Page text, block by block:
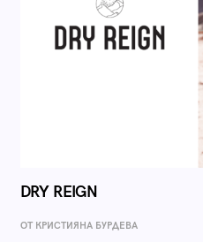
DRY REIGN
ОТ КРИСТИЯНА БУРДЕВА